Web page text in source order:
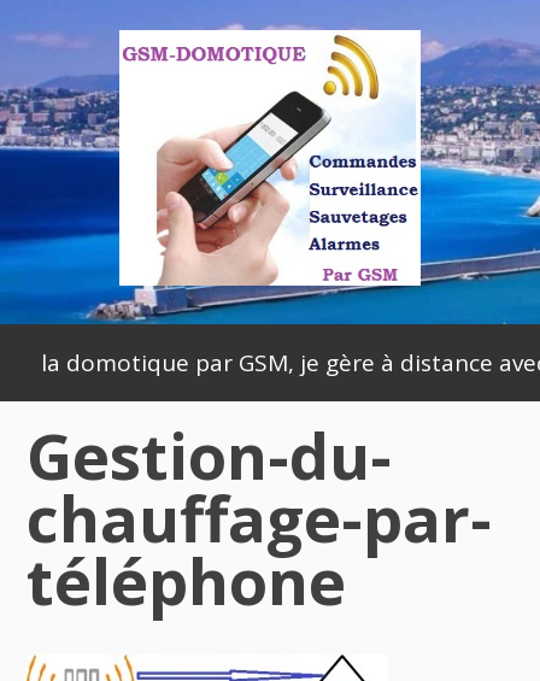
to
content
Primary
Menu
la domotique par GSM, je gère à distance
Gestion-du-
chauffage-par-
téléphone